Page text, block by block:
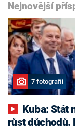
Nejnovější
7 fotografií
růst důchodů.